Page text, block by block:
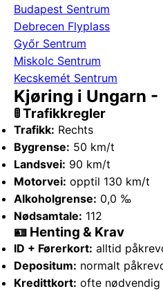
Budapest Sentrum
Debrecen Flyplass
Győr Sentrum
Miskolc Sentrum
Kecskemét Sentrum
Kjøring i Ungarn -
🚦 Trafikkregler
Trafikk: Rechts
Bygrense: 50 km/t
Landsvei: 90 km/t
Motorvei: opptil 130 km/t
Alkoholgrense: 0,0 ‰
Nødsamtale: 112
🪪 Henting & Krav
ID + Førerkort: alltid
Depositum: normalt
Kredittkort: ofte nødvendig